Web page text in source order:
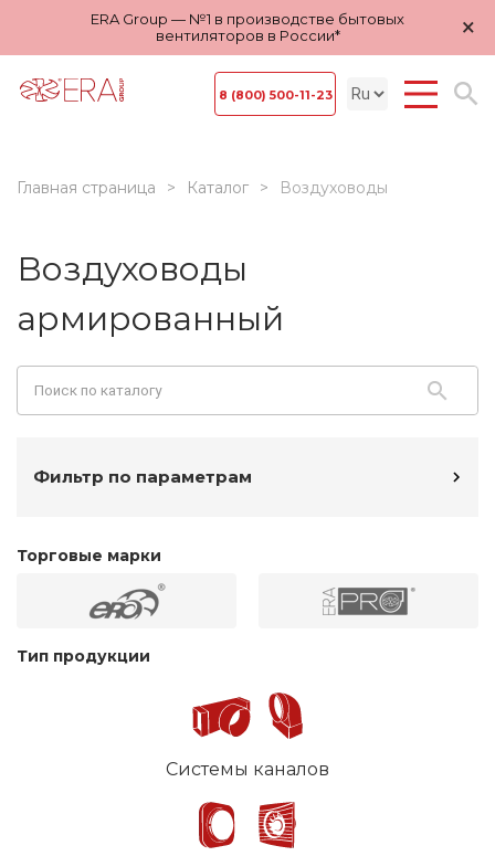
ERA Group — №1 в производстве бытовых
вентиляторов в России*
×
8 (800) 500-11-23
Главная страница Каталог Воздуховоды
Воздуховоды
армированный
Фильтр по параметрам
Торговые марки
Тип продукции
Системы каналов